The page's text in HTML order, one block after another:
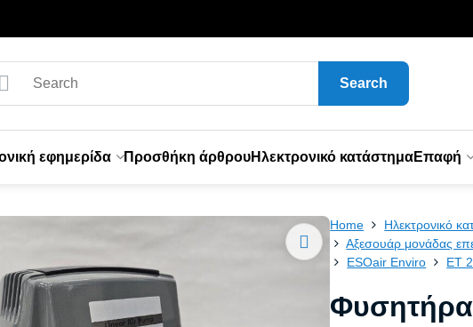
Search
εφημερίδα Προσθήκη άρθρουΗλεκτρονικό κατάστημαΕπαφή
Home
Ηλεκτρονικό
Αξεσουάρ μονάδας
ESOair Enviro
ET